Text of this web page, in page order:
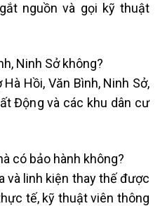
nguồn và gọi kỹ thuật
Ninh Sở không?
Hồi, Văn Bình, Ninh Sở,
Động và các khu dân cư
có bảo hành không?
và linh kiện thay thế được
tế, kỹ thuật viên thông